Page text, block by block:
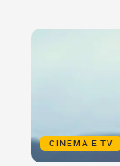
CINEMA E TV